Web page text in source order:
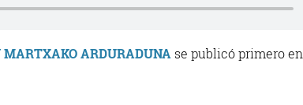
ARDURADUNA se publicó primero en